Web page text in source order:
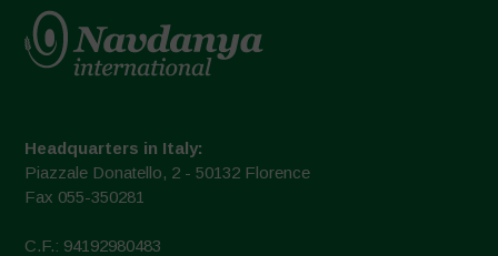
Headquarters in Italy:
Piazzale Donatello, 2 - 50132 Florence
Fax 055-350281
C.F.: 94192980483